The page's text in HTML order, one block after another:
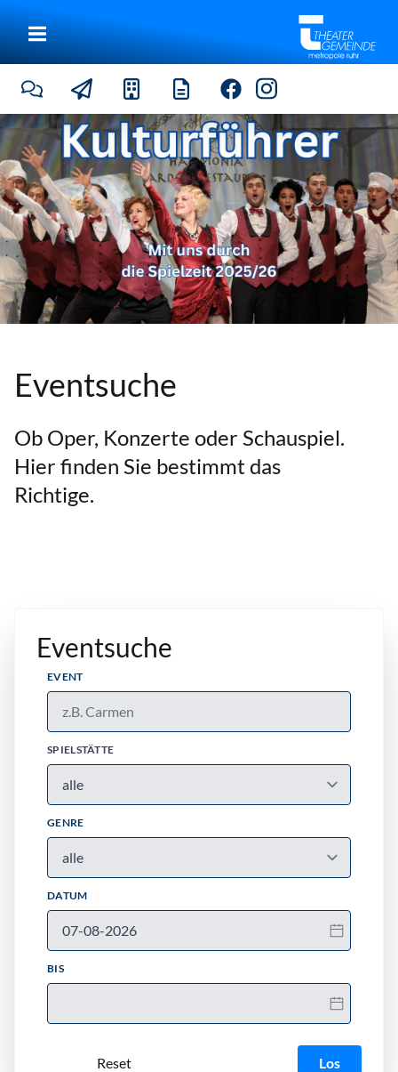
|
Eventsuche
Ob Oper, Konzerte oder Schauspiel.
Hier finden Sie bestimmt das
Richtige.
Eventsuche
EVENT
SPIELSTÄTTE
GENRE
DATUM
BIS
Los